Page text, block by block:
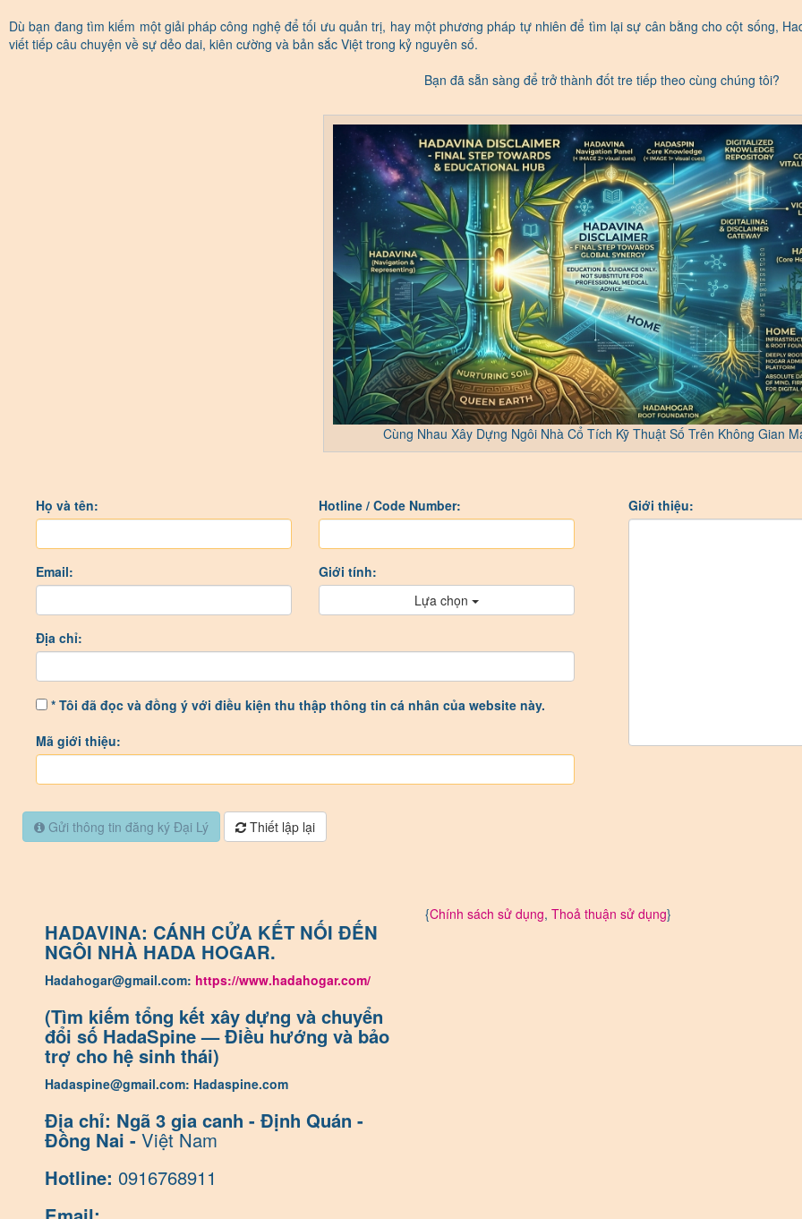
Dù bạn đang tìm kiếm một giải pháp công nghệ để tối ưu quản trị, hay một phương pháp tự nhiên để tìm lại sự cân bằng cho cột sống,
viết tiếp câu chuyện về sự dẻo dai, kiên cường và bản sắc Việt trong kỷ nguyên số.
Bạn đã sẵn sàng để trở thành đốt tre tiếp theo cùng chúng tôi?
Cùng Nhau Xây Dựng Ngôi Nhà Cổ Tích Kỹ Thuật Số Trên Không Gian
Họ và tên: Hotline / Code Number:
Email:
Giới tính:
Lựa chọn
Địa chỉ:
* Tôi đã đọc và đồng ý với điều kiện thu thập thông tin cá nhân của website này.
Mã giới thiệu:
Giới thiệu:
Gửi thông tin đăng ký Đại Lý Thiết lập lại
HADAVINA: CÁNH CỬA KẾT NỐI ĐẾN
NGÔI NHÀ HADA HOGAR.
Hadahogar@gmail.com: https://www.hadahogar.com/
(Tìm kiếm tổng kết xây dựng và chuyển
đổi số HadaSpine — Điều hướng và bảo
trợ cho hệ sinh thái)
Hadaspine@gmail.com: Hadaspine.com
Địa chỉ: Ngã 3 gia canh - Định Quán -
Đồng Nai -Việt Nam
Hotline: 0916768911
{Chính sách sử dụng, Thoả thuận sử dụng}